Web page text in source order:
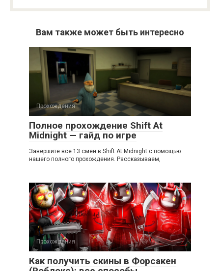
Вам также может быть интересно
Прохождения
Полное прохождение Shift At
Midnight — гайд по игре
Завершите все 13 смен в Shift At Midnight с помощью
нашего полного прохождения. Рассказываем,
Прохождения
Как получить скины в Форсакен